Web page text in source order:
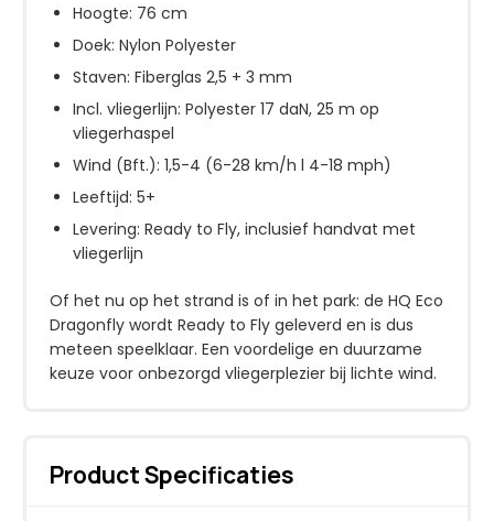
Hoogte: 76 cm
Doek: Nylon Polyester
Staven: Fiberglas 2,5 + 3 mm
Incl. vliegerlijn: Polyester 17 daN, 25 m op
vliegerhaspel
Wind (Bft.): 1,5-4 (6-28 km/h l 4-18 mph)
Leeftijd: 5+
Levering: Ready to Fly, inclusief handvat met
vliegerlijn
Of het nu op het strand is of in het park: de HQ Eco
Dragonfly wordt Ready to Fly geleverd en is dus
meteen speelklaar. Een voordelige en duurzame
keuze voor onbezorgd vliegerplezier bij lichte wind.
Product Specificaties